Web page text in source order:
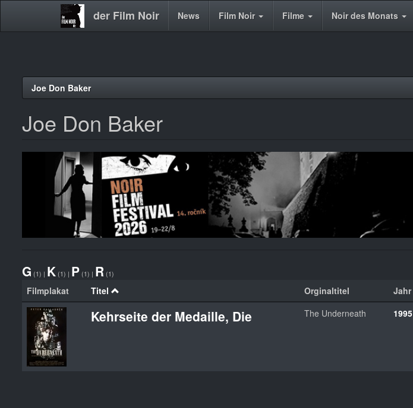
der Film Noir
Main News Film Noir Filme Noir des Monats
Joe Don Baker
Joe Don Baker
G (1) | K (1) | P (1) | R (1)
Filmplakat Titel Orginaltitel Jahr
Kehrseite der Medaille, Die The Underneath 1995